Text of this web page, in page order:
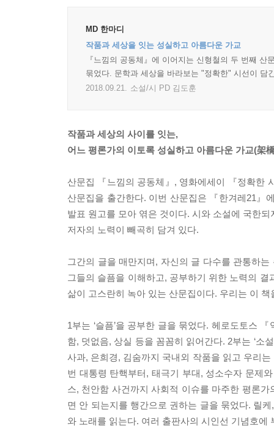
MD 한마디
작품과 세상을 잇는 성실하고 아름다운 가교
『느낌의 공동체』에 이어지는 신형철의 두 번째
묶었다. 문학과 세상을 바라보는 "정확한" 시선이 담
2018.09.21. 소설/시 PD 김도훈
작품과 세상의 사이를 잇는,
어느 평론가의 이토록 성실하고 아름다운 가교(架
산문집 『느낌의 공동체』, 영화에세이 『정확한
산문집을 출간한다. 이번 산문집은 『한겨레21』
발표 원고를 모아 엮은 것이다. 시와 소설에 국한
저자의 노력이 빼곡히 담겨 있다.
그간의 글을 매만지며, 자신의 글 다수를 관통하
그들의 슬픔을 이해하고, 공부하기 위한 노력의
삶이 고스란히 녹아 있는 산문집이다. 우리는 이
1부는 ‘슬픔’을 공부한 글을 묶었다. 헤로도토스
함, 덧없음, 상실 등을 꼼꼼히 읽어간다. 2부는 ‘소
사과, 은희경, 김숨까지 국내외 작품을 읽고 우리
번 대통령 탄핵부터, 태극기 부대, 성소수자 문제
스, 천안함 사건까지 사회적 이슈를 마주한 평론
면 안 되는지를 행간으로 권하는 글을 묶었다. 릴
와 노래를 읽는다. 여러 출판사의 시인선 기념호